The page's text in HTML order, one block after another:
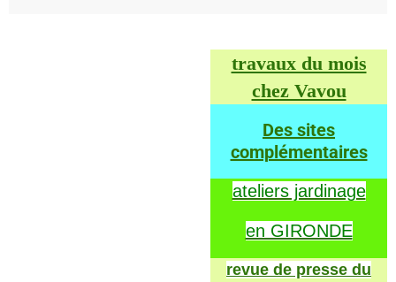
travaux du mois
chez Vavou
Des sites
complémentaires
ateliers jardinage
en GIRONDE
revue de presse du